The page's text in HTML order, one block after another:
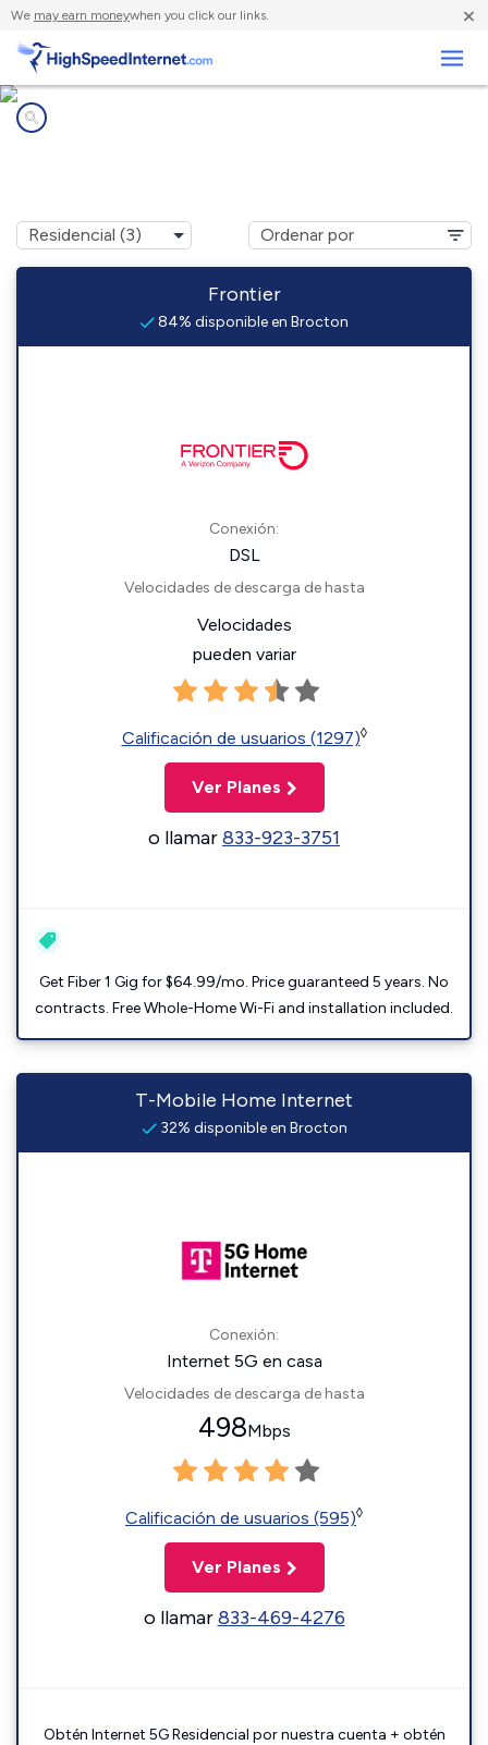
We may earn moneywhen you click our links. ×
Frontier
84% disponible en Brocton
Conexión:
DSL
Velocidades de descarga de hasta
Velocidades
pueden variar
Calificación de usuarios (1297)◊
Ver Planes
o llamar833-923-3751
Get Fiber 1 Gig for $64.99/mo. Price guaranteed 5 years. No
contracts. Free Whole-Home Wi-Fi and installation included.
T-Mobile Home Internet
32% disponible en Brocton
Conexión:
Internet 5G en casa
Velocidades de descarga de hasta
498Mbps
Calificación de usuarios (595)◊
Ver Planes
o llamar833-469-4276
Obtén Internet 5G Residencial por nuestra cuenta + obtén